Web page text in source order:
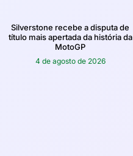
Silverstone recebe a disputa de
título mais apertada da história da
MotoGP
4 de agosto de 2026